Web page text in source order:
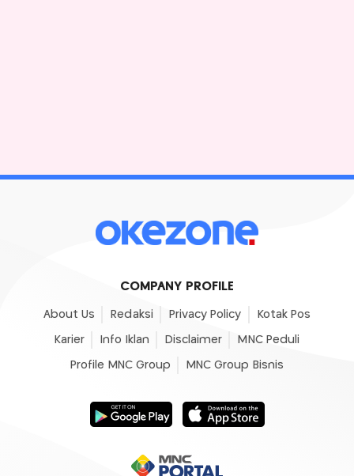
COMPANY PROFILE
About Us Redaksi Privacy Policy Kotak Pos
Karier Info Iklan Disclaimer MNC Peduli
Profile MNC Group MNC Group Bisnis